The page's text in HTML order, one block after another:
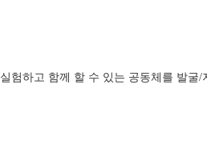
험하고 함께 할 수 있는 공동체를 발